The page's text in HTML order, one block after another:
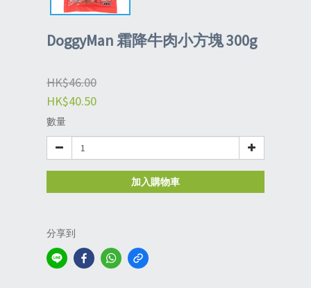
DoggyMan 霜降牛肉小方塊 300g
HK$46.00
HK$40.50
數量
加入購物車
分享到